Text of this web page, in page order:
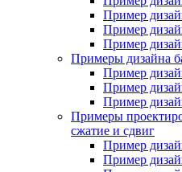
Пример
Пример
Пример
Примеры дизайна
Пример
Пример
Пример
Примеры
сжатие и сдвиг
Пример
Пример